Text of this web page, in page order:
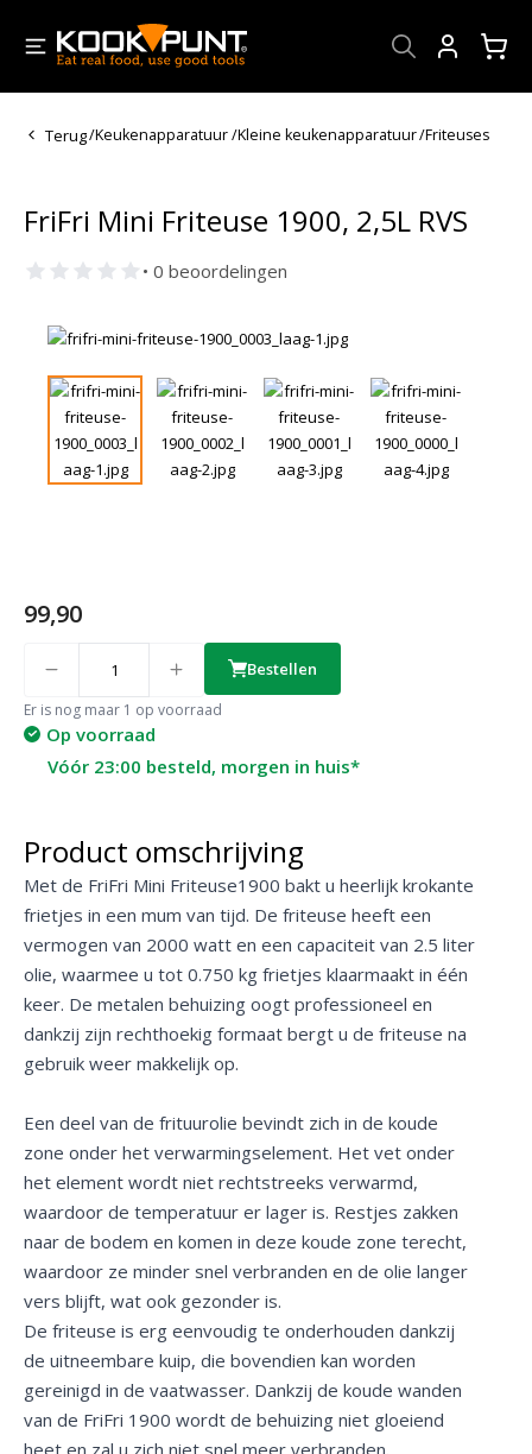
Terug/Keukenapparatuur/Kleine keukenapparatuur/Friteuses
FriFri Mini Friteuse 1900, 2,5L RVS
• 0 beoordelingen
99,90
Er is nog maar 1 op voorraad
Bestellen
Op voorraad
Vóór 23:00 besteld, morgen in huis*
Product omschrijving
Met de FriFri Mini Friteuse1900 bakt u heerlijk krokante
frietjes in een mum van tijd. De friteuse heeft een
vermogen van 2000 watt en een capaciteit van 2.5 liter
olie, waarmee u tot 0.750 kg frietjes klaarmaakt in één
keer. De metalen behuizing oogt professioneel en
dankzij zijn rechthoekig formaat bergt u de friteuse na
gebruik weer makkelijk op.
Een deel van de frituurolie bevindt zich in de koude
zone onder het verwarmingselement. Het vet onder
het element wordt niet rechtstreeks verwarmd,
waardoor de temperatuur er lager is. Restjes zakken
naar de bodem en komen in deze koude zone terecht,
waardoor ze minder snel verbranden en de olie langer
vers blijft, wat ook gezonder is.
De friteuse is erg eenvoudig te onderhouden dankzij
de uitneembare kuip, die bovendien kan worden
gereinigd in de vaatwasser. Dankzij de koude wanden
van de FriFri 1900 wordt de behuizing niet gloeiend
heet en zal u zich niet snel meer verbranden.